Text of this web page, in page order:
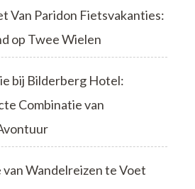
Van Paridon Fietsvakanties:
op Twee Wielen
bij Bilderberg Hotel:
Combinatie van
Wandelreizen te Voet